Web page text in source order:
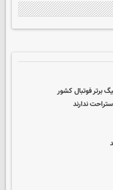
برتر فوتبال کشور
ندارند